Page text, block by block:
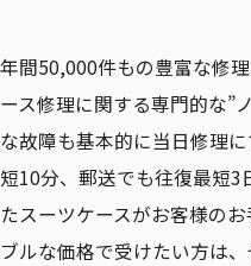
年間50,000件もの豊富な修
ース修理に関する専門的な”
な故障も基本的に当日修理
短10分、郵送でも往復最短3
たスーツケースがお客様の
ブルな価格で受けたい方は